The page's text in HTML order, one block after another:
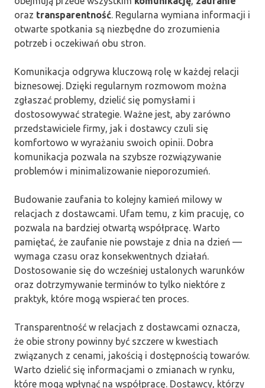
oraz transparentność. Regularna wymiana informacji i
otwarte spotkania są niezbędne do zrozumienia
potrzeb i oczekiwań obu stron.
Komunikacja odgrywa kluczową rolę w każdej relacji
biznesowej. Dzięki regularnym rozmowom można
zgłaszać problemy, dzielić się pomysłami i
dostosowywać strategie. Ważne jest, aby zarówno
przedstawiciele firmy, jak i dostawcy czuli się
komfortowo w wyrażaniu swoich opinii. Dobra
komunikacja pozwala na szybsze rozwiązywanie
problemów i minimalizowanie nieporozumień.
Budowanie zaufania to kolejny kamień milowy w
relacjach z dostawcami. Ufam temu, z kim pracuję, co
pozwala na bardziej otwartą współpracę. Warto
pamiętać, że zaufanie nie powstaje z dnia na dzień —
wymaga czasu oraz konsekwentnych działań.
Dostosowanie się do wcześniej ustalonych warunków
oraz dotrzymywanie terminów to tylko niektóre z
praktyk, które mogą wspierać ten proces.
Transparentność w relacjach z dostawcami oznacza,
że obie strony powinny być szczere w kwestiach
związanych z cenami, jakością i dostępnością towarów.
Warto dzielić się informacjami o zmianach w rynku,
które mogą wpłynąć na współpracę. Dostawcy, którzy